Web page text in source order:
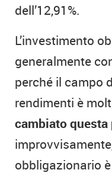
dell’12,91%.
L’investimento
generalmente
perché il campo
rendimenti è
cambiato questa
obbligazionario